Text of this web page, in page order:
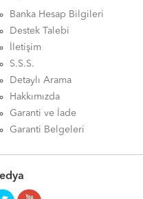
Banka Hesap Bilgileri
Destek Talebi
İletişim
S.S.S.
Detaylı Arama
Hakkımızda
Garanti ve İade
Garanti Belgeleri